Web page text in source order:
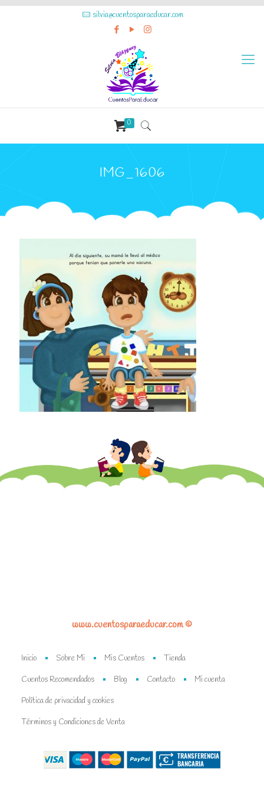
silvia@cuentosparaeducar.com
0
IMG_1606
www.cuentosparaeducar.com ©
Inicio Sobre Mi Mis Cuentos Tienda
Cuentos Recomendados Blog Contacto Mi cuenta
Política de privacidad y cookies
Términos y Condiciones de Venta